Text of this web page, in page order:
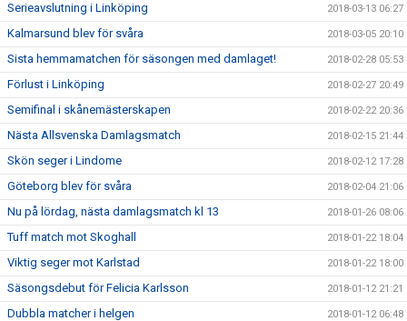
Serieavslutning i Linköping 2018-03-13 06:27
Kalmarsund blev för svåra 2018-03-05 20:10
Sista hemmamatchen för säsongen med damlaget! 2018-02-28 05:53
Förlust i Linköping 2018-02-27 20:49
Semifinal i skånemästerskapen 2018-02-22 20:36
Nästa Allsvenska Damlagsmatch 2018-02-15 21:44
Skön seger i Lindome 2018-02-12 17:28
Göteborg blev för svåra 2018-02-04 21:06
Nu på lördag, nästa damlagsmatch kl 13 2018-01-26 08:06
Tuff match mot Skoghall 2018-01-22 18:04
Viktig seger mot Karlstad 2018-01-22 18:00
Säsongsdebut för Felicia Karlsson 2018-01-12 21:21
Dubbla matcher i helgen 2018-01-12 06:48